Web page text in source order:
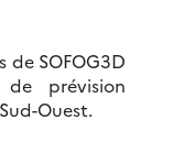
de SOFOG3D
prévision
Ouest.